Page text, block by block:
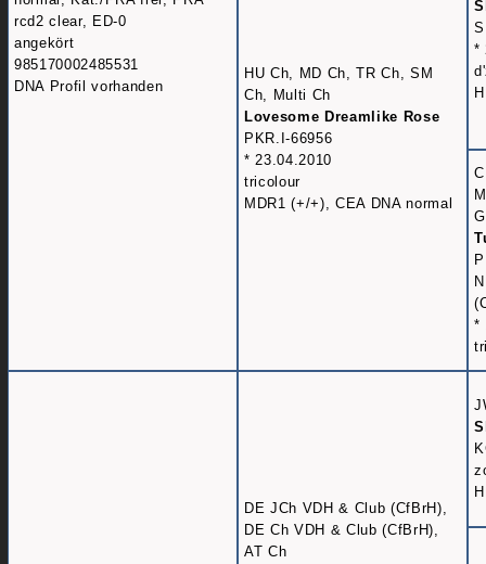
rcd2 clear, ED-0
angekört
985170002485531
DNA Profil vorhanden
HU Ch, MD Ch, TR Ch, SM
Ch, Multi Ch
Lovesome Dreamlike Rose
PKR.I-66956
* 23.04.2010
tricolour
MDR1 (+/+), CEA DNA normal
*
*
DE JCh VDH & Club (CfBrH),
DE Ch VDH & Club (CfBrH),
AT Ch